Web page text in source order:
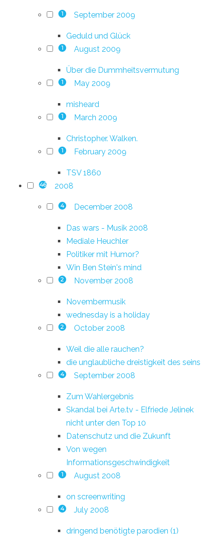
1 September 2009
Geduld und Glück
1 August 2009
Über die Dummheitsvermutung
1 May 2009
misheard
1 March 2009
Christopher. Walken.
1 February 2009
TSV 1860
46 2008
4 December 2008
Das wars - Musik 2008
Mediale Heuchler
Politiker mit Humor?
Win Ben Stein's mind
2 November 2008
Novembermusik
wednesday is a holiday
2 October 2008
Weil die alle rauchen?
die unglaubliche dreistigkeit des seins
4 September 2008
Zum Wahlergebnis
Skandal bei Arte.tv - Elfriede Jelinek
nicht unter den Top 10
Datenschutz und die Zukunft
Von wegen
Informationsgeschwindigkeit
1 August 2008
on screenwriting
4 July 2008
dringend benötigte parodien (1)